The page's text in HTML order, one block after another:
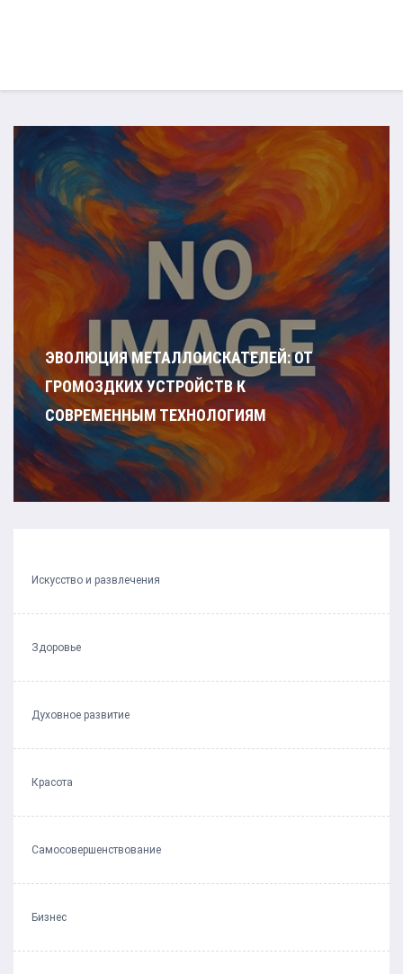
ЭВОЛЮЦИЯ МЕТАЛЛОИСКАТЕЛЕЙ: ОТ
ГРОМОЗДКИХ УСТРОЙСТВ К
СОВРЕМЕННЫМ ТЕХНОЛОГИЯМ
Искусство и развлечения
Здоровье
Духовное развитие
Красота
Самосовершенствование
Бизнес